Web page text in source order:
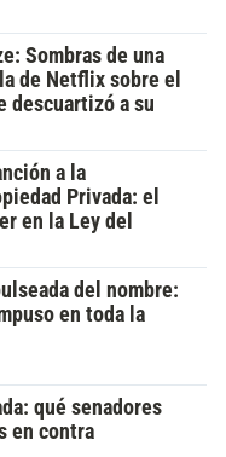
Sombras de una
de Netflix sobre el
descuartizó a su
a la
Privada: el
en la Ley del
del nombre:
en toda la
qué senadores
en contra